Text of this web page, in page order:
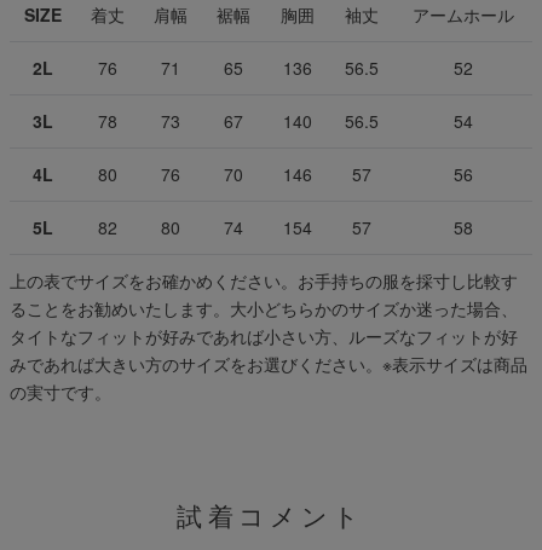
SIZE 着丈 肩幅 裾幅 胸囲 袖丈 アームホール
2L 76 71 65 136 56.5 52
3L 78 73 67 140 56.5 54
4L 80 76 70 146 57 56
5L 82 80 74 154 57 58
上の表でサイズをお確かめください。お手持ちの服を採寸し比較す
ることをお勧めいたします。大小どちらかのサイズか迷った場合、
タイトなフィットが好みであれば小さい方、ルーズなフィットが好
みであれば大きい方のサイズをお選びください。 ※表示サイズは商品
の実寸です。
試着コメント